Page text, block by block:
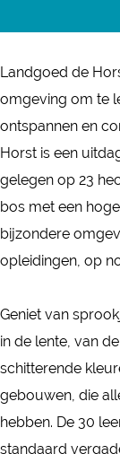
g
e
o
g
o
e
d
d
e
H
o
s
t
d
g
o
e
d
d
e
H
r
s
t
e
d
d
e
H
o
r
s
n
d
g
o
e
d
d
e
o
r
s
t
n
d
g
o
e
d
d
e
o
r
s
t
e
b
o
o
k
L
a
n
g
o
e
d
d
e
k
e
d
i
n
L
a
n
g
o
e
d
d
e
Landgoed de
omgeving om te
ontspannen en
Horst is een
gelegen op 23
bos met een
bijzondere
opleidingen, op
Geniet van
in de lente, van
schitterende
gebouwen, die
hebben. De 30
standaard